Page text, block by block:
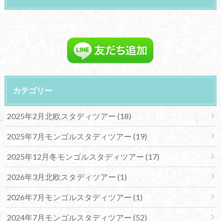
カテゴリー
2025年2月北欧スタディツアー (18)
2025年7月モンゴルスタディツアー (19)
2025年12月冬モンゴルスタディツアー (17)
2026年3月北欧スタディツアー (1)
2026年7月モンゴルスタディツアー (1)
2024年7月モンゴルスタディツアー (52)